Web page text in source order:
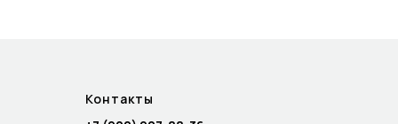
Контакты